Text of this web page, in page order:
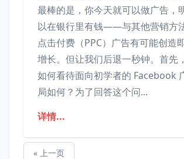
最棒的是，你今天就可以做广告，
以在银行里有钱——与其他营销方
点击付费（PPC）广告有可能创造
增长。但让我们后退一秒钟。首先
如何看待面向初学者的 Facebook
局如何？为了回答这个问...
详情...
« 上一页